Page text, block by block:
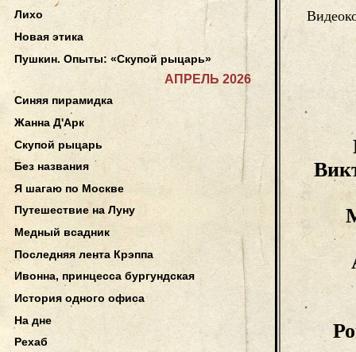
Лихо
Новая этика
Пушкин. Опыты: «Скупой рыцарь»
АПРЕЛЬ 2026
Синяя пирамидка
Жанна Д'Арк
Скупой рыцарь
Без названия
Я шагаю по Москве
Путешествие на Луну
Медный всадник
Последняя лента Крэппа
Ивонна, принцесса бургундская
История одного офиса
На дне
Рехаб